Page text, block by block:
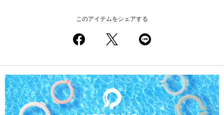
このアイテムをシェアする